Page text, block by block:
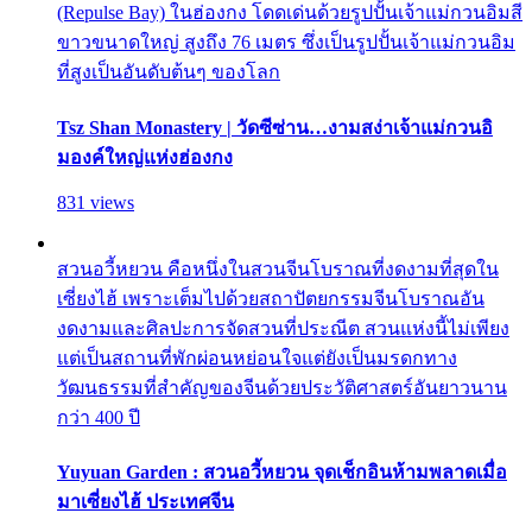
(Repulse Bay) ในฮ่องกง โดดเด่นด้วยรูปปั้นเจ้าแม่กวนอิมสี
ขาวขนาดใหญ่ สูงถึง 76 เมตร ซึ่งเป็นรูปปั้นเจ้าแม่กวนอิม
ที่สูงเป็นอันดับต้นๆ ของโลก
Tsz Shan Monastery | วัดซีซ่าน…งามสง่าเจ้าแม่กวนอิ
มองค์ใหญ่แห่งฮ่องกง
831 views
สวนอวี้หยวน คือหนึ่งในสวนจีนโบราณที่งดงามที่สุดใน
เซี่ยงไฮ้ เพราะเต็มไปด้วยสถาปัตยกรรมจีนโบราณอัน
งดงามและศิลปะการจัดสวนที่ประณีต สวนแห่งนี้ไม่เพียง
แต่เป็นสถานที่พักผ่อนหย่อนใจแต่ยังเป็นมรดกทาง
วัฒนธรรมที่สำคัญของจีนด้วยประวัติศาสตร์อันยาวนาน
กว่า 400 ปี
Yuyuan Garden : สวนอวี้หยวน จุดเช็กอินห้ามพลาดเมื่อ
มาเซี่ยงไฮ้ ประเทศจีน